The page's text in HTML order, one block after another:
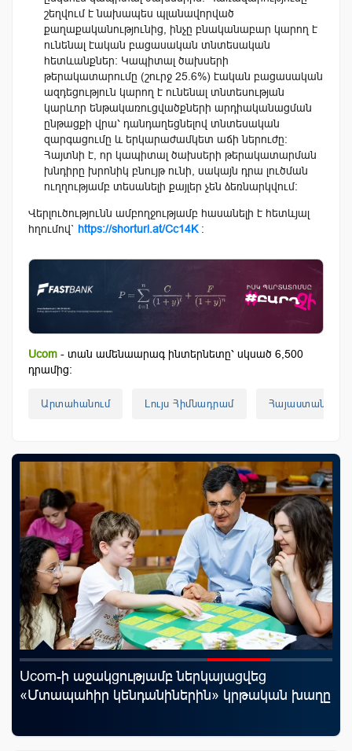
շեղվում է նախապես պլանավորված
քաղաքականությունից, ինչը բնականաբար կարող է
ունենալ էական բացասական տնտեսական
հետևանքներ։ Կապիտալ ծախսերի
թերակատարումը (շուրջ 25.6%) էական բացասական
ազդեցություն կարող է ունենալ տնտեսության
կարևոր ենթակառուցվածքների արդիականացման
ընթացքի վրա՝ դանդաղեցնելով տնտեսական
զարգացումը և երկարաժամկետ աճի ներուժը։
Հայտնի է, որ կապիտալ ծախսերի թերակատարման
խնդիրը խրոնիկ բնույթ ունի, սակայն դրա լուծման
ուղղությամբ տեսանելի քայլեր չեն ձեռնարկվում։
Վերլուծությունն ամբողջությամբ հասանելի է հետևյալ
հղումով` https://shorturl.at/Cc14K։
Ucom - տան ամենաարագ ինտերնետը՝ սկսած 6,500
դրամից:
Արտահանում Լույս Հիմնադրամ Հայաստան
Ucom-ի աջակցությամբ ներկայացվեց
«Մտապահիր կենդանիներին» կրթական խաղը